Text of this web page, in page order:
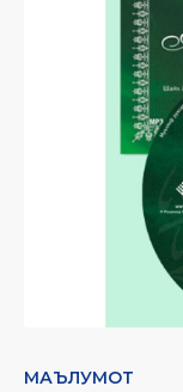
МАЪЛУМОТ